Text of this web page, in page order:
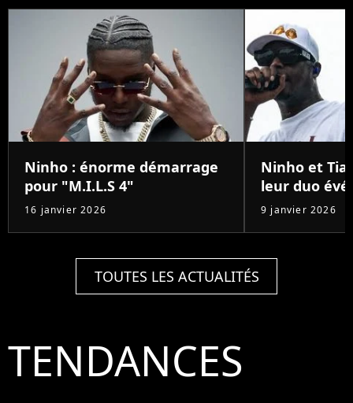
Ninho : énorme démarrage
pour "M.I.L.S 4"
16 janvier 2026
Ninho et
leur duo
9 janvier 2026
TOUTES LES ACTUALITÉS
TENDANCES